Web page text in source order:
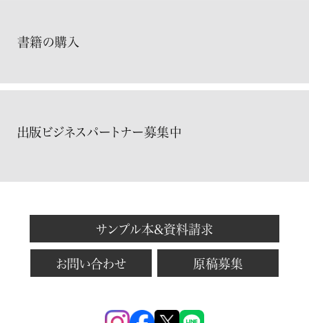
書籍の購入
出版ビジネスパートナー募集中
サンプル本&資料請求
お問い合わせ 原稿募集